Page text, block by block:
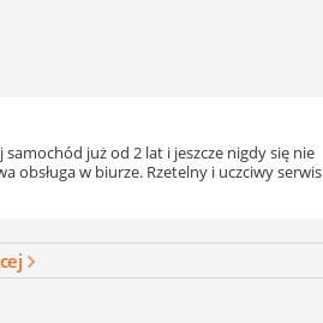
już od 2 lat i jeszcze nigdy się nie
obsługa w biurze. Rzetelny i uczciwy serwis